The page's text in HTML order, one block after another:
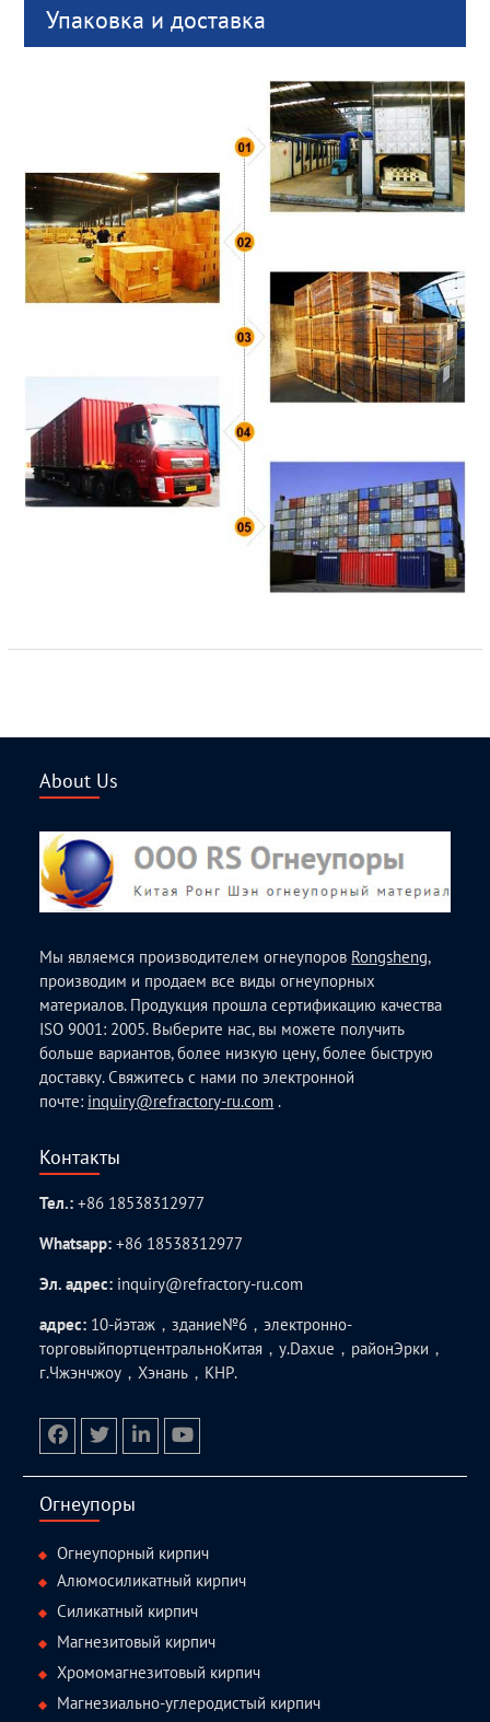
Упаковка и доставка
About Us
Мы являемся производителем огнеупоров Rongsheng,
производим и продаем все виды огнеупорных
материалов. Продукция прошла сертификацию качества
ISO 9001: 2005. Выберите нас, вы можете получить
больше вариантов, более низкую цену, более быструю
доставку. Свяжитесь с нами по электронной
почте: inquiry@refractory-ru.com .
Контакты
Тел.:+86 18538312977
Whatsapp:+86 18538312977
Эл. адрес: inquiry@refractory-ru.com
адрес: 10-йэтаж，здание№6，электронно-
торговыйпортцентральноКитая，у.Daxue，районЭрки，
г.Чжэнчжоу，Хэнань，КНР.
Огнеупоры
Огнеупорный кирпич
Алюмосиликатный кирпич
Силикатный кирпич
Магнезитовый кирпич
Хромомагнезитовый кирпич
Магнезиально-углеродистый кирпич